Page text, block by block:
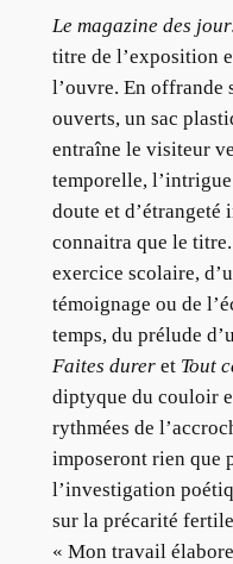
Le magazine des
titre de l’exposition
l’ouvre. En offrande
ouverts, un sac
entraîne le visiteur
temporelle, l’intrigue
doute et d’étrangeté
connaitra que le
exercice scolaire,
témoignage ou de
temps, du prélude
Faites dureret Tout
diptyque du couloir
rythmées de
imposeront rien que
l’investigation
sur la précarité
« Mon travail